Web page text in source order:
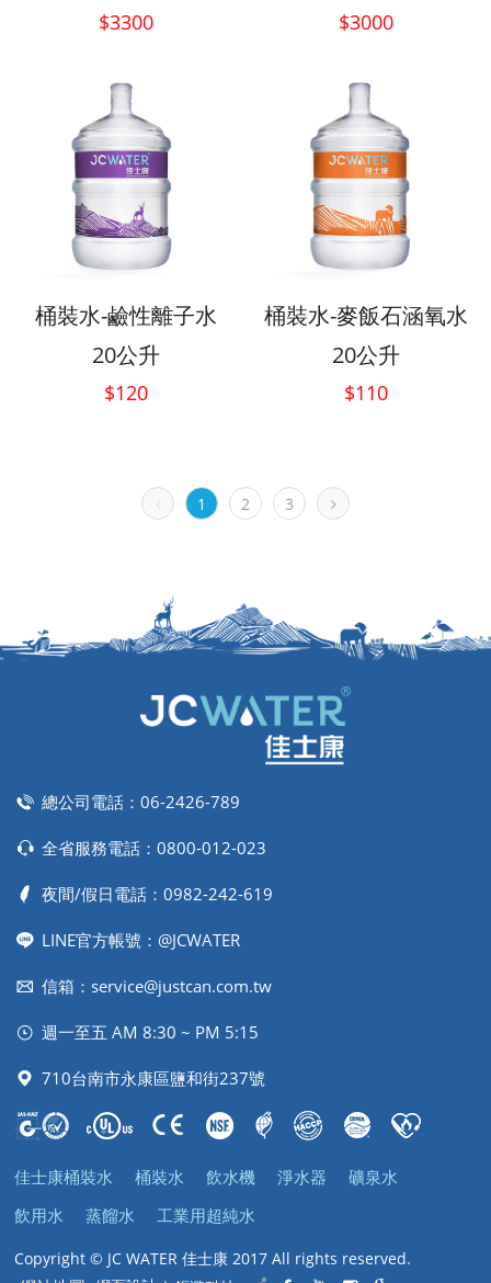
$3300 $3000
桶裝水-鹼性離子水
20公升
$120
桶裝水-麥飯石涵氧水
20公升
$110
1 2 3
總公司電話：06-2426-789
全省服務電話：0800-012-023
夜間/假日電話：0982-242-619
LINE官方帳號：@JCWATER
信箱： service@justcan.com.tw
週一至五 AM 8:30 ~ PM 5:15
710台南市永康區鹽和街237號
佳士康桶裝水 桶裝水 飲水機 淨水器
礦泉水
飲用水
蒸餾水 工業用超純水
Copyright © JC WATER 佳士康 2017 All rights reserved.